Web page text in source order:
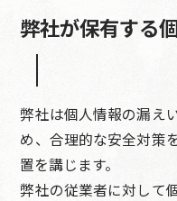
弊社が保有する
弊社は個人情報の漏え
め、合理的な安全対策
置を講じます。
弊社の従業者に対して